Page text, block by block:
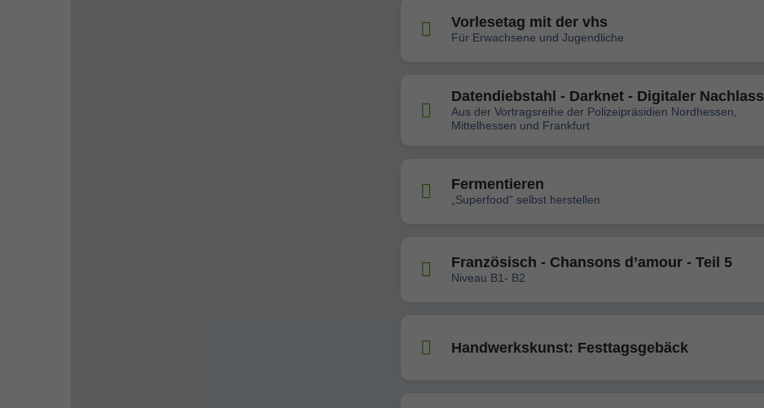
Vorlesetag mit der vhs
Für Erwachsene und Jugendliche
Datendiebstahl - Darknet - Digitaler Nachlass
Aus der Vortragsreihe der Polizeipräsidien Nordhessen,
Mittelhessen und Frankfurt
Fermentieren
„Superfood“ selbst herstellen
Französisch - Chansons d’amour - Teil 5
Niveau B1- B2
Handwerkskunst: Festtagsgebäck